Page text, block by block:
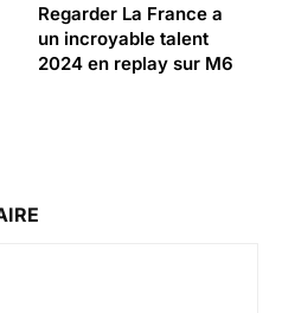
Regarder La France a
un incroyable talent
2024 en replay sur M6